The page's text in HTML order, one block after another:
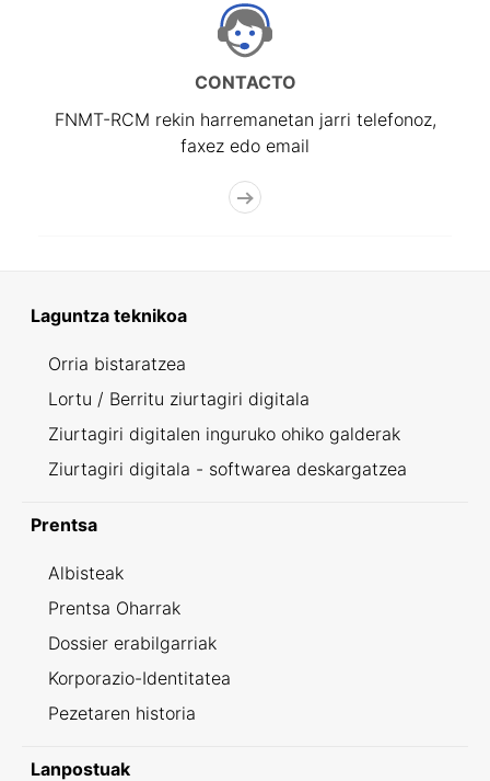
CONTACTO
FNMT-RCM rekin harremanetan jarri telefonoz,
faxez edo email
Laguntza teknikoa
Orria bistaratzea
Lortu / Berritu ziurtagiri digitala
Ziurtagiri digitalen inguruko ohiko galderak
Ziurtagiri digitala - softwarea deskargatzea
Prentsa
Albisteak
Prentsa Oharrak
Dossier erabilgarriak
Korporazio-Identitatea
Pezetaren historia
Lanpostuak